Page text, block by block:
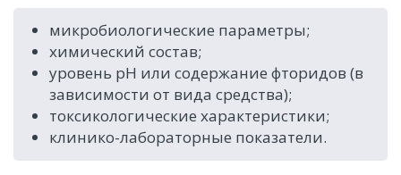
микробиологические параметры;
химический состав;
уровень pH или содержание фторидов (в
зависимости от вида средства);
токсикологические характеристики;
клинико-лабораторные показатели.